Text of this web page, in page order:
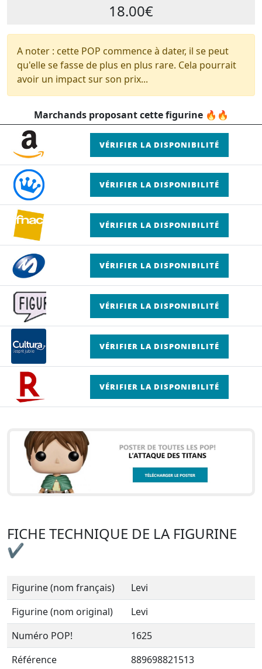
18.00€
A noter : cette POP commence à dater, il se peut
qu'elle se fasse de plus en plus rare. Cela pourrait
avoir un impact sur son prix...
Marchands proposant cette figurine 🔥🔥
VÉRIFIER LA DISPONIBILITÉ
VÉRIFIER LA DISPONIBILITÉ
VÉRIFIER LA DISPONIBILITÉ
VÉRIFIER LA DISPONIBILITÉ
VÉRIFIER LA DISPONIBILITÉ
VÉRIFIER LA DISPONIBILITÉ
VÉRIFIER LA DISPONIBILITÉ
FICHE TECHNIQUE DE LA FIGURINE
✔
Figurine (nom français)
Levi
Figurine (nom original)
Levi
Numéro POP!
1625
Référence
889698821513